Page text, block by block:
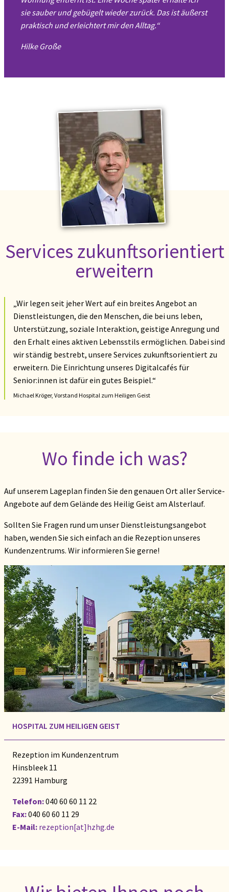
sie sauber und gebügelt wieder zurück. Das ist äußerst
praktisch und erleichtert mir den Alltag.“
Hilke Große
Services zukunftsorientiert
erweitern
„Wir legen seit jeher Wert auf ein breites Angebot an
Dienstleistungen, die den Menschen, die bei uns leben,
Unterstützung, soziale Interaktion, geistige Anregung und
den Erhalt eines aktiven Lebensstils ermöglichen. Dabei sind
wir ständig bestrebt, unsere Services zukunftsorientiert zu
erweitern. Die Einrichtung unseres Digitalcafés für
Senior:innen ist dafür ein gutes Beispiel.“
Michael Kröger, Vorstand Hospital zum Heiligen Geist
Wo finde ich was?
Auf unserem Lageplan finden Sie den genauen Ort aller Service-
Angebote auf dem Gelände des Heilig Geist am Alsterlauf.
Sollten Sie Fragen rund um unser Dienstleistungsangebot
haben, wenden Sie sich einfach an die Rezeption unseres
Kundenzentrums. Wir informieren Sie gerne!
HOSPITAL ZUM HEILIGEN GEIST
Rezeption im Kundenzentrum
Hinsbleek 11
22391 Hamburg
Telefon:040 60 60 11 22
Fax:040 60 60 11 29
E-Mail: rezeption[at]hzhg.de